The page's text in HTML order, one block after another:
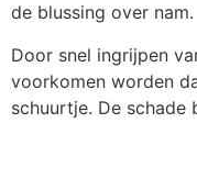
de blussing over nam.
Door snel ingrijpen
voorkomen worden
schuurtje. De schade